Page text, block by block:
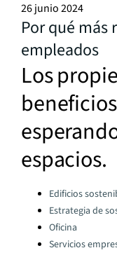
26 junio 2024
Por qué más
empleados
Los
espacios.
Categories:
Edificios
Estrategia de
Oficina
Servicios